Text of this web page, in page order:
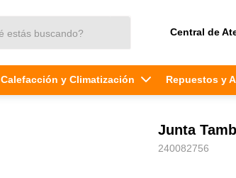
Central de
Calefacción y Climatización Repuestos y
Junta
240082756